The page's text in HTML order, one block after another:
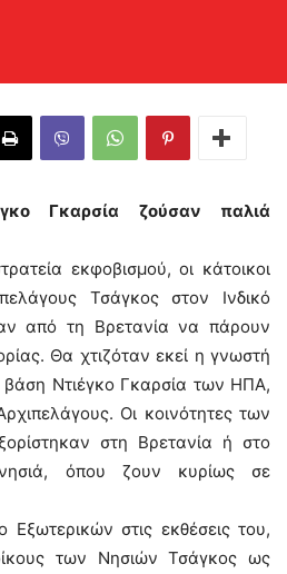
Γκαρσία ζούσαν παλιά
εκφοβισμού, οι κάτοικοι
Τσάγκος στον Ινδικό
από τη Βρετανία να πάρουν
Θα χτιζόταν εκεί η γνωστή
βάση Ντιέγκο Γκαρσία των ΗΠΑ,
Οι κοινότητες των
στη Βρετανία ή στο
όπου ζουν κυρίως σε
Εξωτερικών στις εκθέσεις του,
των Νησιών Τσάγκος ως